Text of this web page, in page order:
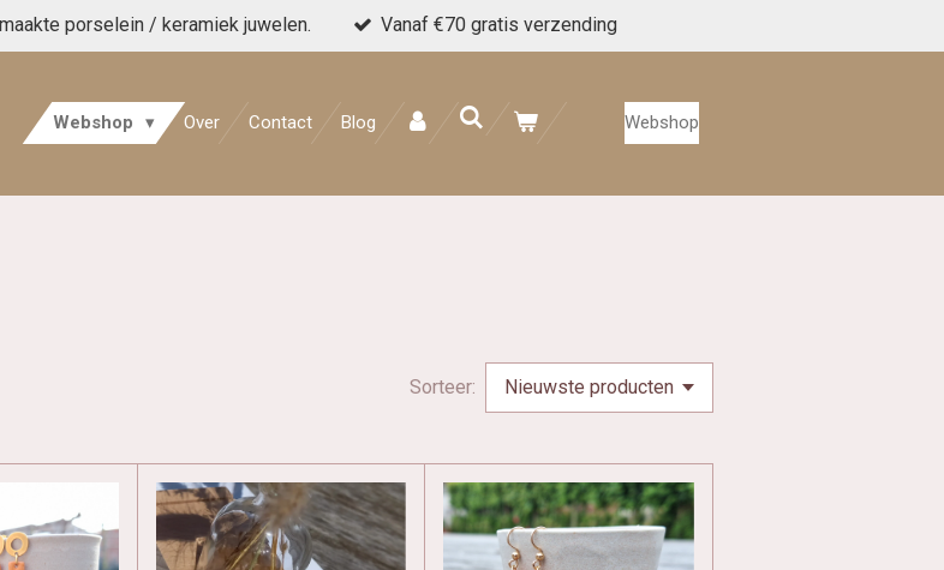
porselein / keramiek juwelen. Vanaf €70 gratis verzending
Webshop Over Contact Blog Webshop
Sorteer: